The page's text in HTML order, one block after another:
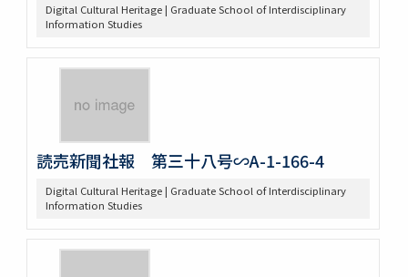
Digital Cultural Heritage | Graduate School of Interdisciplinary
Information Studies
読売新聞社報 第三十八号∽A-1-166-4
Digital Cultural Heritage | Graduate School of Interdisciplinary
Information Studies